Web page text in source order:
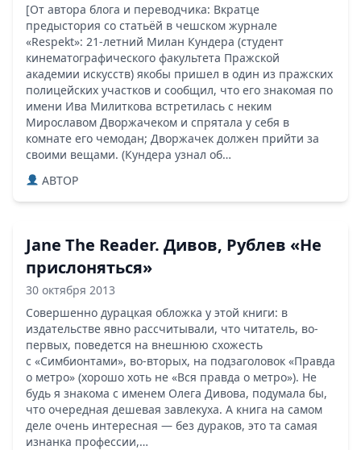
[От автора блога и переводчика: Вкратце
предыстория со статьёй в чешском журнале
«Respekt»: 21-летний Милан Кундера (студент
кинематографического факультета Пражской
академии искусств) якобы пришел в один из пражских
полицейских участков и сообщил, что его знакомая по
имени Ива Милиткова встретилась с неким
Мирославом Дворжачеком и спрятала у себя в
комнате его чемодан; Дворжачек должен прийти за
своими вещами. (Кундера узнал об…
ABTOP
Jane The Reader. Дивов, Рублев «Не
прислоняться»
30 октября 2013
Совершенно дурацкая обложка у этой книги: в
издательстве явно рассчитывали, что читатель, во-
первых, поведется на внешнюю схожесть
с «Симбионтами», во-вторых, на подзаголовок «Правда
о метро» (хорошо хоть не «Вся правда о метро»). Не
будь я знакома с именем Олега Дивова, подумала бы,
что очередная дешевая завлекуха. А книга на самом
деле очень интересная — без дураков, это та самая
изнанка профессии,…